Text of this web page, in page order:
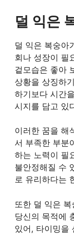
덜 익은
덜 익은 복숭아
회나 성장이 필
겉모습은 좋아
상황을 상징하
하기보다 시간
시지를 담고 있
이러한 꿈을 해
서 부족한 부분
하는 노력이 필
불안정해질 수
로 유리하다는
또한 덜 익은
당신의 목적에
있어, 타이밍을